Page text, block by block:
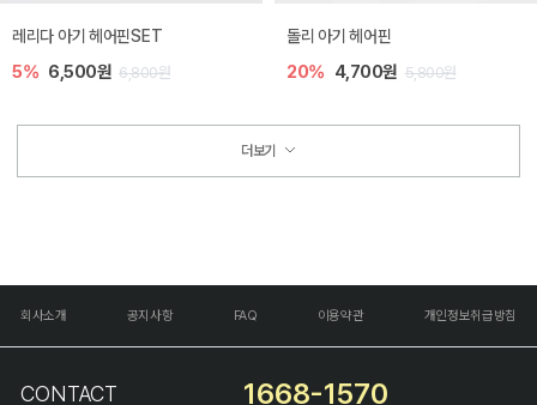
레리다 아기 헤어핀SET
5% 6,500원 6,800원
돌리 아기 헤어핀
20% 4,700원 5,800원
더보기
회사소개 공지사항 FAQ 이용약관 개인정보취급방침
CONTACT 1668-1570